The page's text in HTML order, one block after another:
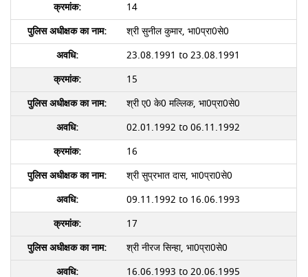
14
श्री सुनील कुमार, भा0प्रा0से0
23.08.1991 to 23.08.1991
15
श्री ए0 के0 मल्लिक, भा0प्रा0से0
02.01.1992 to 06.11.1992
16
श्री सुप्रभात दास, भा0प्रा0से0
09.11.1992 to 16.06.1993
17
श्री नीरज सिन्हा, भा0प्रा0से0
16.06.1993 to 20.06.1995